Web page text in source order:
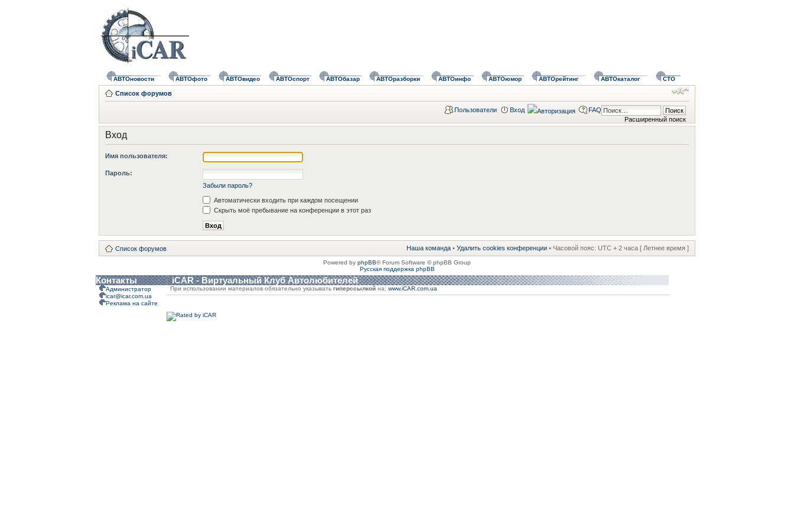
АВТОновости АВТОфото АВТОвидео АВТОспорт АВТОбазар АВТОразборки АВТОинфо АВТОюмор АВТОрейтинг АВТОкаталог СТО
Список форумов
Расширенный поиск
Пользователи Вход FAQ
Вход
Имя пользователя:
Пароль:
Забыли пароль?
Автоматически входить при каждом посещении
Скрыть моё пребывание на конференции в этот раз
Список форумов Наша команда • Удалить cookies конференции • Часовой пояс: UTC + 2 часа [ Летнее время ]
Powered by phpBB® Forum Software © phpBB Group
Русская поддержка phpBB
Контакты iCAR - Виртуальный Клуб Автолюбителей
Администратор
icar@icar.com.ua
Реклама на сайте
При использовании материалов обязательно указывать гиперссылкой на: www.iCAR.com.ua